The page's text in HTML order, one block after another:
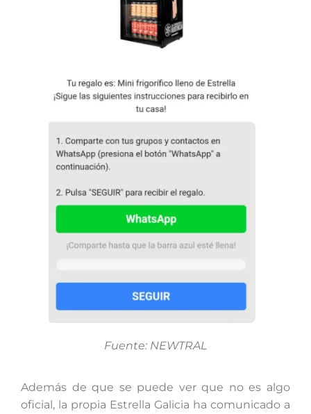
Fuente: NEWTRAL
Además de que se puede ver que no es algo
oficial, la propia Estrella Galicia ha comunicado a